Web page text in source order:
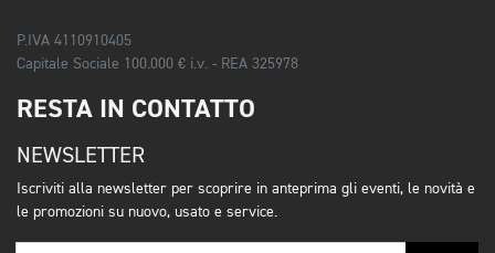
P.IVA 4110910405
Capitale Sociale 100.000 € i.v. - REA 325978
RESTA IN CONTATTO
NEWSLETTER
Iscriviti alla newsletter per scoprire in anteprima gli eventi, le novità e
le promozioni su nuovo, usato e service.